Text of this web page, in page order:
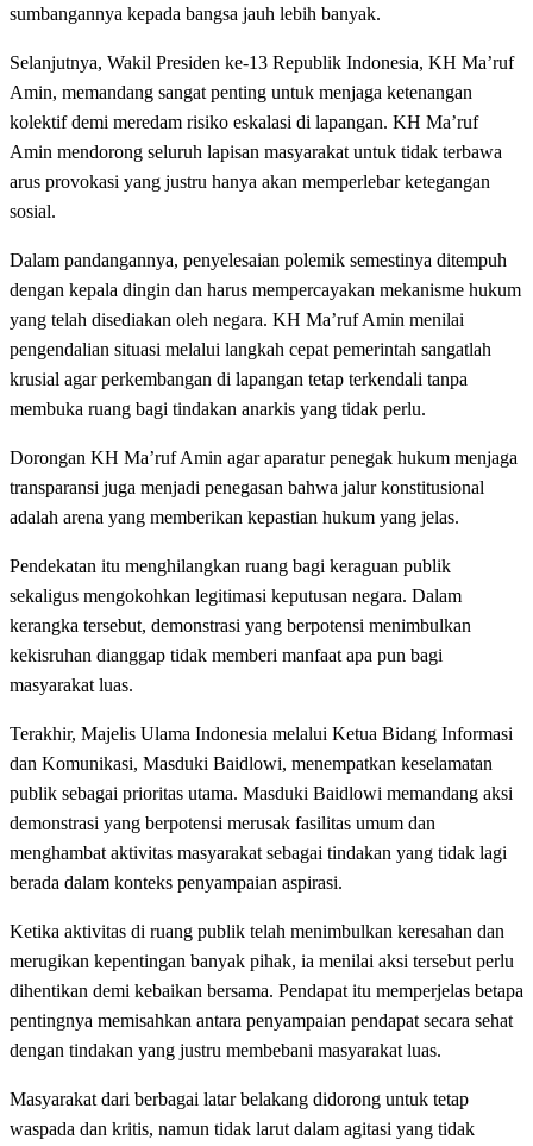
sumbangannya kepada bangsa jauh lebih banyak.
Selanjutnya, Wakil Presiden ke-13 Republik Indonesia, KH Ma’ruf
Amin, memandang sangat penting untuk menjaga ketenangan
kolektif demi meredam risiko eskalasi di lapangan. KH Ma’ruf
Amin mendorong seluruh lapisan masyarakat untuk tidak terbawa
arus provokasi yang justru hanya akan memperlebar ketegangan
sosial.
Dalam pandangannya, penyelesaian polemik semestinya ditempuh
dengan kepala dingin dan harus mempercayakan mekanisme hukum
yang telah disediakan oleh negara. KH Ma’ruf Amin menilai
pengendalian situasi melalui langkah cepat pemerintah sangatlah
krusial agar perkembangan di lapangan tetap terkendali tanpa
membuka ruang bagi tindakan anarkis yang tidak perlu.
Dorongan KH Ma’ruf Amin agar aparatur penegak hukum menjaga
transparansi juga menjadi penegasan bahwa jalur konstitusional
adalah arena yang memberikan kepastian hukum yang jelas.
Pendekatan itu menghilangkan ruang bagi keraguan publik
sekaligus mengokohkan legitimasi keputusan negara. Dalam
kerangka tersebut, demonstrasi yang berpotensi menimbulkan
kekisruhan dianggap tidak memberi manfaat apa pun bagi
masyarakat luas.
Terakhir, Majelis Ulama Indonesia melalui Ketua Bidang Informasi
dan Komunikasi, Masduki Baidlowi, menempatkan keselamatan
publik sebagai prioritas utama. Masduki Baidlowi memandang aksi
demonstrasi yang berpotensi merusak fasilitas umum dan
menghambat aktivitas masyarakat sebagai tindakan yang tidak lagi
berada dalam konteks penyampaian aspirasi.
Ketika aktivitas di ruang publik telah menimbulkan keresahan dan
merugikan kepentingan banyak pihak, ia menilai aksi tersebut perlu
dihentikan demi kebaikan bersama. Pendapat itu memperjelas betapa
pentingnya memisahkan antara penyampaian pendapat secara sehat
dengan tindakan yang justru membebani masyarakat luas.
Masyarakat dari berbagai latar belakang didorong untuk tetap
waspada dan kritis, namun tidak larut dalam agitasi yang tidak